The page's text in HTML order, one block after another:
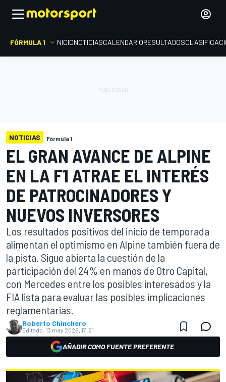
FÓRMULA 1 INICIONOTICIASCALENDARIORESULTADOS
NOTICIAS Fórmula 1
EL GRAN AVANCE DE ALPINE
EN LA F1 ATRAE EL INTERÉS
DE PATROCINADORES Y
NUEVOS INVERSORES
Los resultados positivos del inicio de temporada
alimentan el optimismo en Alpine también fuera de
la pista. Sigue abierta la cuestión de la
participación del 24% en manos de Otro Capital,
con Mercedes entre los posibles interesados y la
FIA lista para evaluar las posibles implicaciones
reglamentarias.
Roberto Chinchero
Editado: 13 may 2026, 17:21
AÑADIR COMO FUENTE PREFERENTE